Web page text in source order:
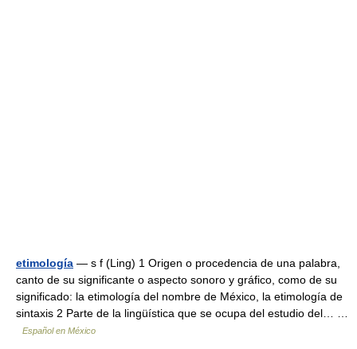
etimología — s f (Ling) 1 Origen o procedencia de una palabra,
canto de su significante o aspecto sonoro y gráfico, como de su
significado: la etimología del nombre de México, la etimología de
sintaxis 2 Parte de la lingüística que se ocupa del estudio del… …
Español en México